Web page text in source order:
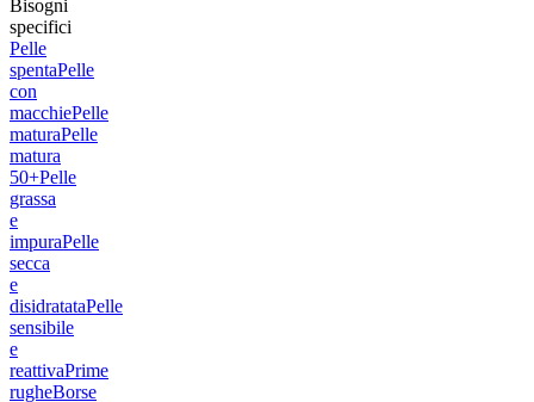
Bisogni
specifici
Pelle
spentaPelle
con
macchiePelle
maturaPelle
matura
50+Pelle
grassa
e
impuraPelle
secca
e
disidratataPelle
sensibile
e
reattivaPrime
rugheBorse